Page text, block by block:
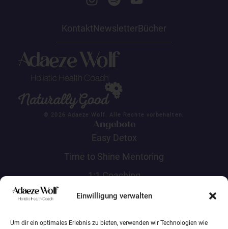
Einwilligung verwalten
Um dir ein optimales Erlebnis zu bieten, verwenden wir Technologien wie
KontaktNewsletterBücher
© 2026 Adaeze Wolf. Alle Rechte vorbehalten.
Angebote
Easy Detox
Time to Shine Mentoring
1:1 Coaching
Naturally Good Retreats
Naturally Good Summit